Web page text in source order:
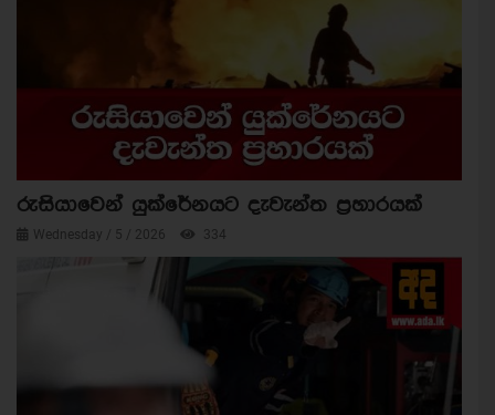
රුසියාවෙන් යුක්රේනයට දැවැන්ත ප්‍රහාරයක්
Wednesday / 5 / 2026 334